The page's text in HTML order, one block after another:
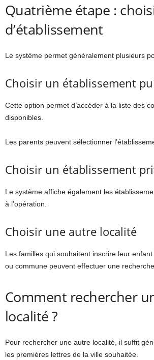
Quatrième étape :
d’établissement
Le système permet généralement plusieurs
Choisir un établissement
Cette option permet d’accéder à la liste des
disponibles.
Les parents peuvent sélectionner
Choisir un établissement
Le système affiche également les
à l’opération.
Choisir une autre localité
Les familles qui souhaitent inscrire leur
ou commune peuvent effectuer une
Comment rechercher
localité ?
Pour rechercher une autre localité, il suffit
les premières lettres de la ville souhaitée.